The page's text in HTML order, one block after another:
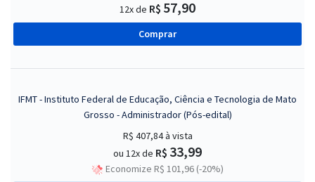
12x de R$ 57,90
Comprar
IFMT - Instituto Federal de Educação, Ciência e Tecnologia de Mato
Grosso - Administrador (Pós-edital)
R$ 407,84à vista
ou 12x de R$ 33,99
Economize R$ 101,96 (-20%)